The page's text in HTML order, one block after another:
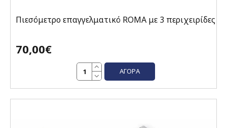
Πιεσόμετρο επαγγελματικό ROMA με 3 περιχειρίδες
70,00€
ΑΓΟΡΆ